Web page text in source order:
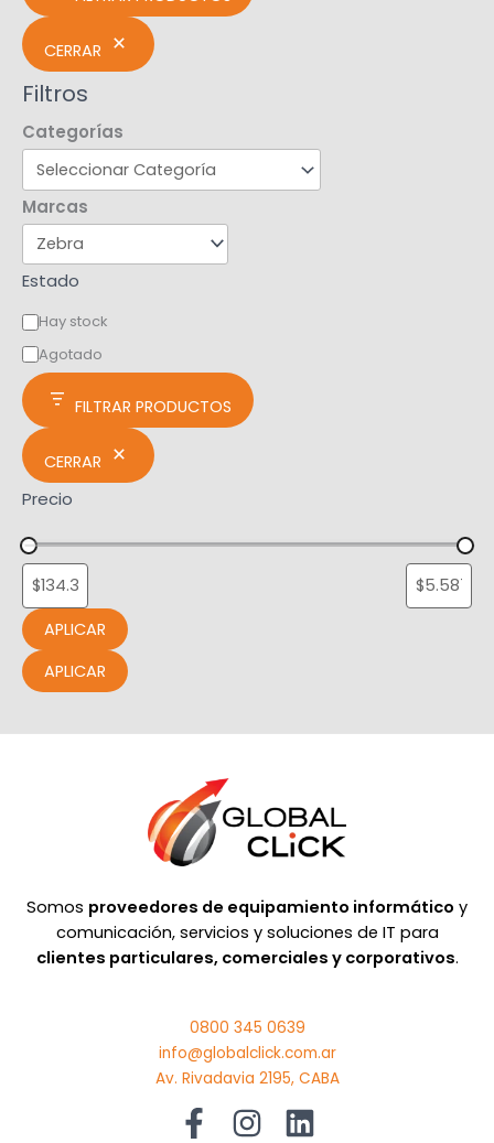
CERRAR
Filtros
Categorías
Marcas
Estado
Hay stock
Agotado
FILTRAR PRODUCTOS
CERRAR
Precio
APLICAR
APLICAR
Somos proveedores de equipamiento informático y
comunicación, servicios y soluciones de IT para
clientes particulares, comerciales y corporativos.
0800 345 0639
info@globalclick.com.ar
Av. Rivadavia 2195, CABA